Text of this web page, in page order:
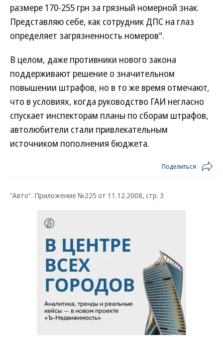
размере 170-255 грн за грязный номерной знак.
Представляю себе, как сотрудник ДПС на глаз
определяет загрязненность номеров".
В целом, даже противники нового закона
поддерживают решение о значительном
повышении штрафов, но в то же время отмечают,
что в условиях, когда руководство ГАИ негласно
спускает инспекторам планы по сборам штрафов,
автолюбители стали привлекательным
источником пополнения бюджета.
Поделиться
"Авто". Приложение №225 от 11.12.2008, стр. 3